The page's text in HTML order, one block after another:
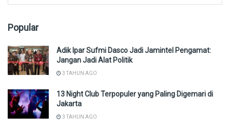
Popular
Adik Ipar Sufmi Dasco Jadi Jamintel Pengamat:
Jangan Jadi Alat Politik
3 TAHUN AGO
13 Night Club Terpopuler yang Paling Digemari di
Jakarta
3 TAHUN AGO